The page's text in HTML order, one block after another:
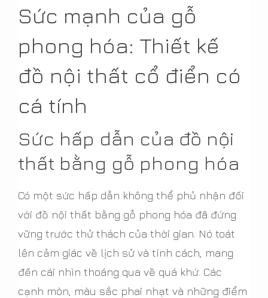
Sức mạnh của gỗ
phong hóa: Thiết kế
đồ nội thất cổ điển có
cá tính
Sức hấp dẫn của đồ nội
thất bằng gỗ phong hóa
Có một sức hấp dẫn không thể phủ nhận đối
với đồ nội thất bằng gỗ phong hóa đã đứng
vững trước thử thách của thời gian. Nó toát
lên cảm giác về lịch sử và tính cách, mang
đến cái nhìn thoáng qua về quá khứ. Các
cạnh mòn, màu sắc phai nhạt và những điểm